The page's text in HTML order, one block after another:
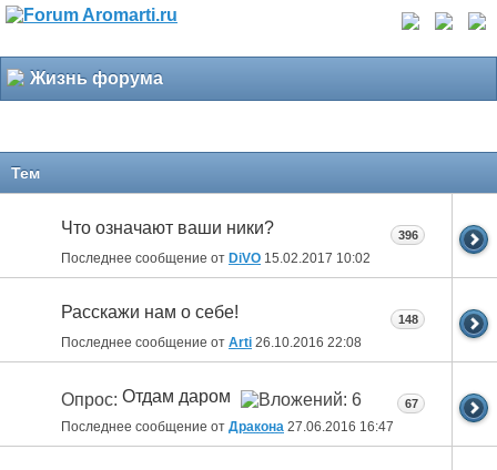
Жизнь форума
Тем
Что означают ваши ники?
Последнее сообщение от DiVO 15.02.2017 10:02
396
Расскажи нам о себе!
Последнее сообщение от Arti 26.10.2016 22:08
148
Опрос: Отдам даром
Последнее сообщение от Дракона 27.06.2016 16:47
67